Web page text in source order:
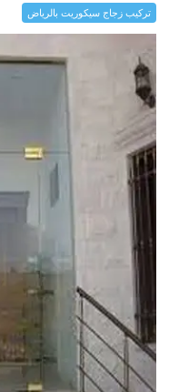
تركيب زجاج سيكوريت بالرياض